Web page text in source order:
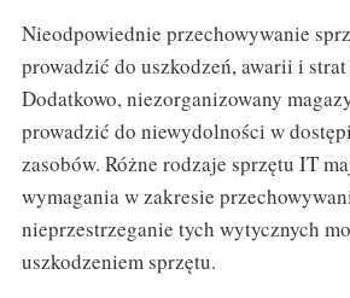
Nieodpowiednie przechowywanie
prowadzić do uszkodzeń, awarii i
Dodatkowo, niezorganizowany
prowadzić do niewydolności w
zasobów. Różne rodzaje sprzętu IT
wymagania w zakresie
nieprzestrzeganie tych wytycznych
uszkodzeniem sprzętu.